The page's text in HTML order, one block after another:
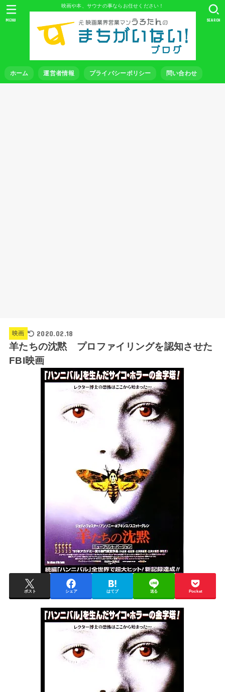
映画や本、サウナの事ならお任せください！
ホーム 運営者情報 プライバシーポリシー 問い合わせ
SEARCH
MENU
映画 2020.02.18
羊たちの沈黙 プロファイリングを認知させた
FBI映画
ポスト シェア はてブ 送る Pocket